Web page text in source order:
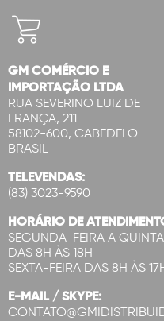
GM COMÉRCIO E
IMPORTAÇÃO LTDA
RUA SEVERINO LUIZ DE
FRANÇA, 211
58102-600, CABEDELO
BRASIL
TELEVENDAS:
(83) 3023-9590
HORÁRIO DE
SEGUNDA-FEIRA A
DAS 8H ÀS 18H
SEXTA-FEIRA DAS 8H ÀS
E-MAIL / SKYPE: